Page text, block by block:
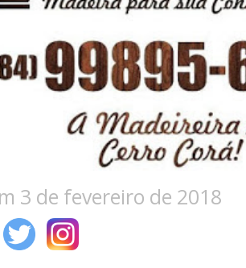
3 de fevereiro de 2018